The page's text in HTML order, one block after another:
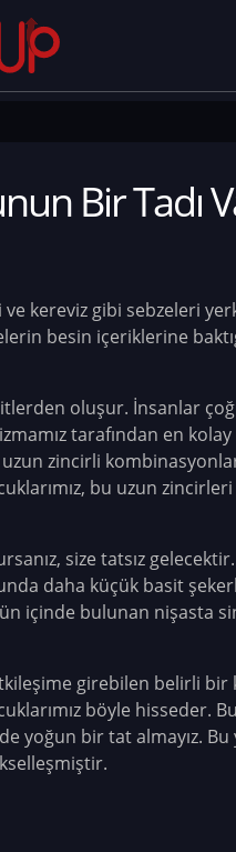
Bir Tadı
kereviz gibi sebzeleri
besin içeriklerine
oluşur. İnsanlar
tarafından en
zincirli
bu uzun zincirleri
size tatsız
daha küçük basit
içinde bulunan nişasta
girebilen belirli
böyle hisseder.
yoğun bir tat almayız.